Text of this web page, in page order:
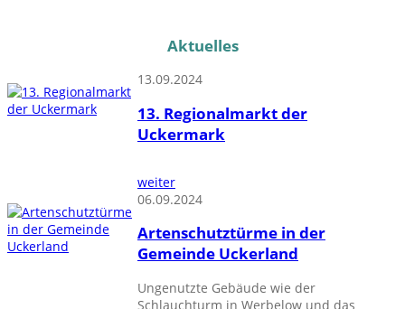
Aktuelles
13.09.2024
13. Regionalmarkt der
Uckermark
weiter
06.09.2024
Artenschutztürme in der
Gemeinde Uckerland
Ungenutzte Gebäude wie der
Schlauchturm in Werbelow und das